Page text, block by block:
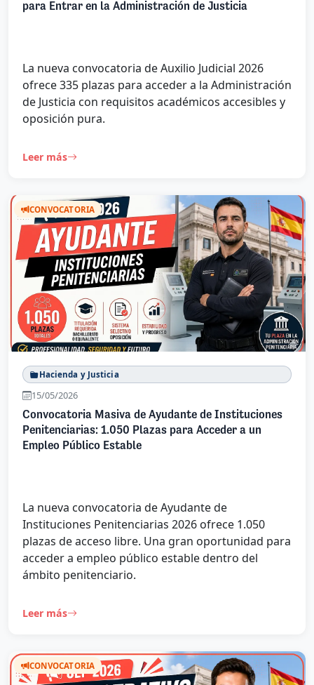
para Entrar en la Administración de Justicia
La nueva convocatoria de Auxilio Judicial 2026
ofrece 335 plazas para acceder a la Administración
de Justicia con requisitos académicos accesibles y
oposición pura.
Leer más
CONVOCATORIA
Hacienda y Justicia
15/05/2026
Convocatoria Masiva de Ayudante de Instituciones
Penitenciarias: 1.050 Plazas para Acceder a un
Empleo Público Estable
La nueva convocatoria de Ayudante de
Instituciones Penitenciarias 2026 ofrece 1.050
plazas de acceso libre. Una gran oportunidad para
acceder a empleo público estable dentro del
ámbito penitenciario.
Leer más
CONVOCATORIA